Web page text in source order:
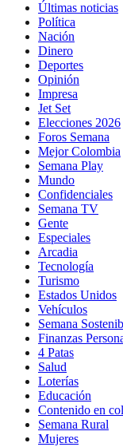
Últimas noticias
Política
Nación
Dinero
Deportes
Opinión
Impresa
Jet Set
Elecciones 2026
Foros Semana
Mejor Colombia
Semana Play
Mundo
Confidenciales
Semana TV
Gente
Especiales
Arcadia
Tecnología
Turismo
Estados Unidos
Vehículos
Semana
Finanzas
4 Patas
Salud
Loterías
Educación
Contenido en
Semana Rural
Mujeres